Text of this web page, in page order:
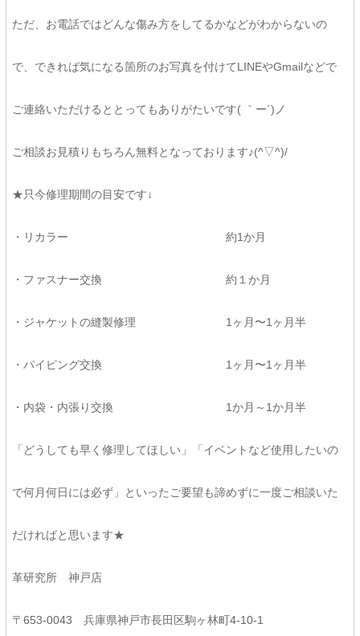
ただ、お電話ではどんな傷み方をしてるかなどがわからないの
で、できれば気になる箇所のお写真を付けてLINEやGmailなどで
ご連絡いただけるととってもありがたいです( ｀ー´)ノ
ご相談お見積りもちろん無料となっております♪(^▽^)/
★只今修理期間の目安です↓
・リカラー 約1か月
・ファスナー交換 約１か月
・ジャケットの縫製修理 1ヶ月〜1ヶ月半
・パイピング交換 1ヶ月〜1ヶ月半
・内袋・内張り交換 1か月～1か月半
「どうしても早く修理してほしい」「イベントなど使用したいの
で何月何日には必ず」といったご要望も諦めずに一度ご相談いた
だければと思います★
革研究所 神戸店
〒653-0043 兵庫県神戸市長田区駒ヶ林町4-10-1